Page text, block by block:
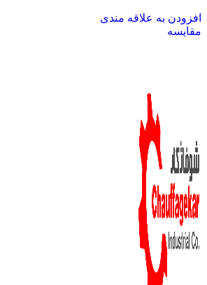
افزودن به علاقه مندی
مقایسه